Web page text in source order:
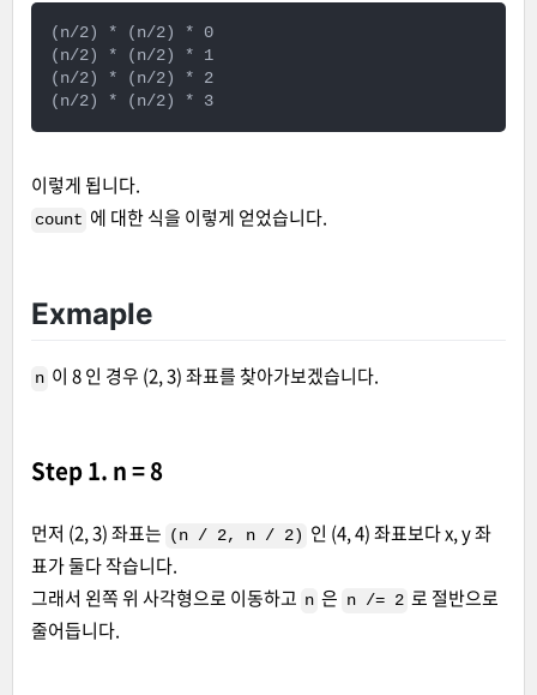
(n/2) * (n/2) * 0
(n/2) * (n/2) * 1
(n/2) * (n/2) * 2
(n/2) * (n/2) * 3
이렇게 됩니다.
count 에 대한 식을 이렇게 얻었습니다.
Exmaple
n 이 8 인 경우 (2, 3) 좌표를 찾아가보겠습니다.
Step 1. n = 8
먼저 (2, 3) 좌표는 (n / 2, n / 2) 인 (4, 4) 좌표보다 x, y 좌
표가 둘다 작습니다.
그래서 왼쪽 위 사각형으로 이동하고 n 은 n /= 2 로 절반으로
줄어듭니다.